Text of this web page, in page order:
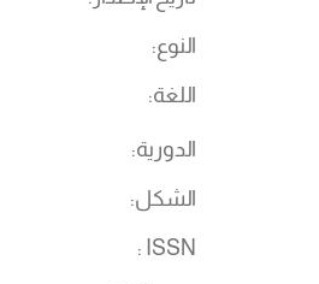
النوع
اللغة
الدورية
الشكل
ISSN